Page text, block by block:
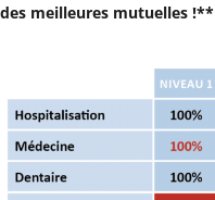
des meilleures mutuelles !**